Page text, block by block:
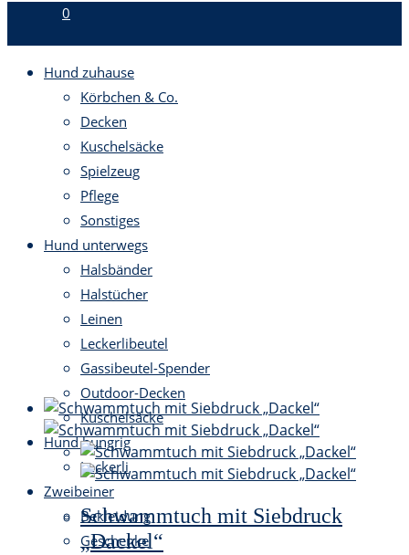
0
Hund zuhause
Körbchen & Co.
Decken
Kuschelsäcke
Spielzeug
Pflege
Sonstiges
Hund unterwegs
Halsbänder
Halstücher
Leinen
Leckerlibeutel
Gassibeutel-Spender
Outdoor-Decken
Kuschelsäcke
Hund hungrig
Leckerli
Zweibeiner
Bekleidung
Geschenke
Schwammtuch mit Siebdruck
„Dackel“